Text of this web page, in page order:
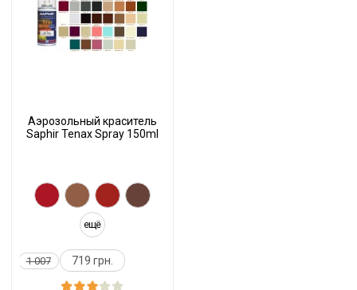
Аэрозольный краситель
Saphir Tenax Spray 150ml
ещё
1 007 719 грн.